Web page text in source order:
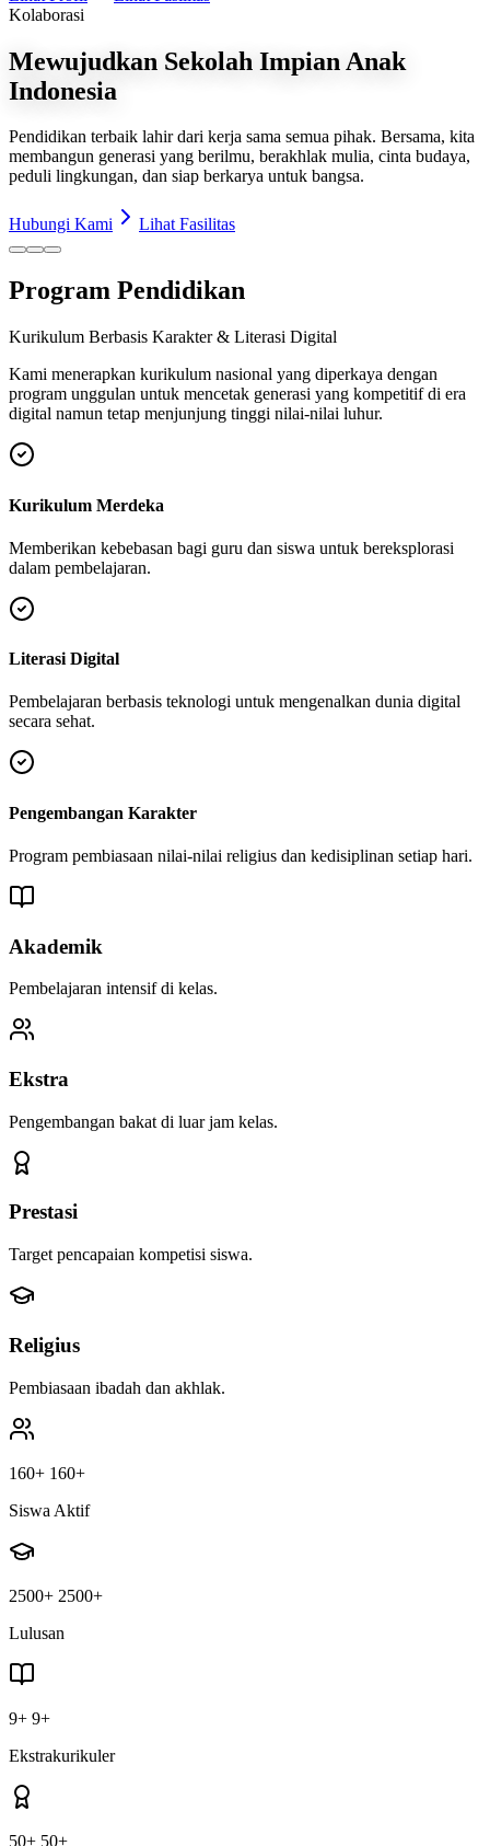
Kolaborasi
Mewujudkan Sekolah Impian Anak
Indonesia
Pendidikan terbaik lahir dari kerja sama semua pihak. Bersama, kita
membangun generasi yang berilmu, berakhlak mulia, cinta budaya,
peduli lingkungan, dan siap berkarya untuk bangsa.
Hubungi Kami Lihat Fasilitas
Program Pendidikan
Kurikulum Berbasis Karakter & Literasi Digital
Kami menerapkan kurikulum nasional yang diperkaya dengan
program unggulan untuk mencetak generasi yang kompetitif di era
digital namun tetap menjunjung tinggi nilai-nilai luhur.
Kurikulum Merdeka
Memberikan kebebasan bagi guru dan siswa untuk bereksplorasi
dalam pembelajaran.
Literasi Digital
Pembelajaran berbasis teknologi untuk mengenalkan dunia digital
secara sehat.
Pengembangan Karakter
Program pembiasaan nilai-nilai religius dan kedisiplinan setiap hari.
Akademik
Pembelajaran intensif di kelas.
Ekstra
Pengembangan bakat di luar jam kelas.
Prestasi
Target pencapaian kompetisi siswa.
Religius
Pembiasaan ibadah dan akhlak.
160+ 160+
Siswa Aktif
2500+ 2500+
Lulusan
9+ 9+
Ekstrakurikuler
50+ 50+